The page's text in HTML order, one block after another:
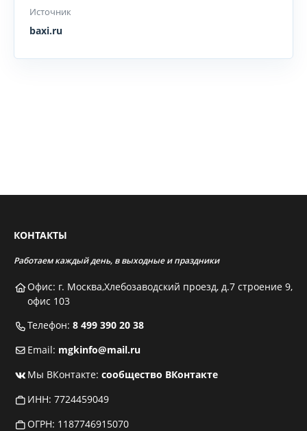
Источник
baxi.ru
КОНТАКТЫ
Работаем каждый день, в выходные и праздники
Офис: г. Москва,Хлебозаводский проезд, д.7 строение 9,
офис 103
Телефон: 8 499 390 20 38
Email: mgkinfo@mail.ru
Мы ВКонтакте: сообщество ВКонтакте
ИНН: 7724459049
ОГРН: 1187746915070